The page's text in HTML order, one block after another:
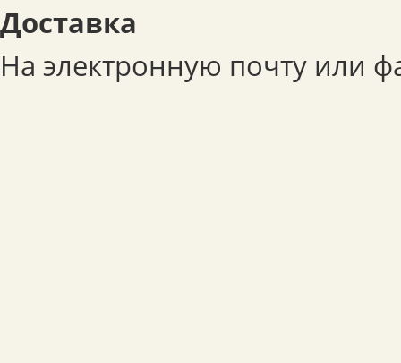
Доставка
На электронную почту или